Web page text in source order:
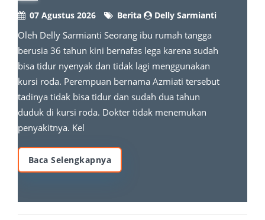
07 Agustus 2026 Berita Delly Sarmianti
Oleh Delly Sarmianti Seorang ibu rumah tangga
berusia 36 tahun kini bernafas lega karena sudah
bisa tidur nyenyak dan tidak lagi menggunakan
kursi roda. Perempuan bernama Azmiati tersebut
tadinya tidak bisa tidur dan sudah dua tahun
duduk di kursi roda. Dokter tidak menemukan
penyakitnya. Kel
Baca Selengkapnya